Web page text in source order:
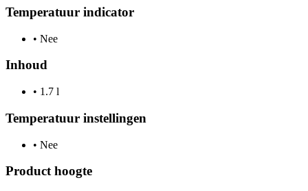
Temperatuur indicator
• Nee
Inhoud
• 1.7 l
Temperatuur instellingen
• Nee
Product hoogte